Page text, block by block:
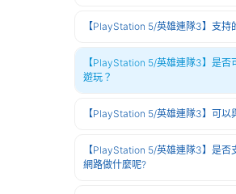
【PlayStation 5/英雄連隊3】支持
【PlayStation 5/英雄連隊3】是否
遊玩？
【PlayStation 5/英雄連隊3】可以
【PlayStation 5/英雄連隊3】是否
網路做什麼呢?